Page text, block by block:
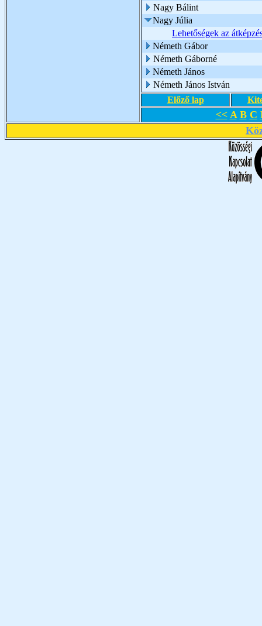
Nagy Bálint
Nagy Júlia
Lehetőségek az
Németh Gábor
Németh Gáborné
Németh János
Németh János István
Előző lap
<< A B C